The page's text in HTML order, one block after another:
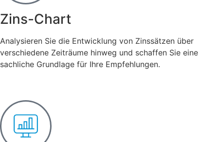
Zins-Chart
Analysieren Sie die Entwicklung von Zinssätzen über
verschiedene Zeiträume hinweg und schaffen Sie eine
sachliche Grundlage für Ihre Empfehlungen.